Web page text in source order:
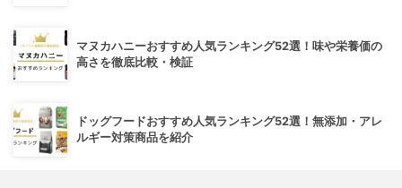
マヌカハニーおすすめ人気ランキング52選！味や栄養価の
高さを徹底比較・検証
ドッグフードおすすめ人気ランキング52選！無添加・アレ
ルギー対策商品を紹介